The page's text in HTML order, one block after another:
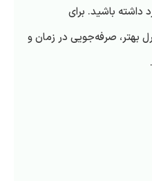
داشته باشید. برای
بهتر، صرفه‌جویی در زمان و